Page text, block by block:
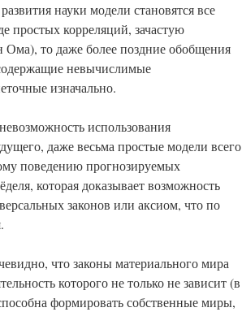
науки модели становятся все
простых корреляций, зачастую
Ома), то даже более поздние обобщения
невычислимые
изначально.
использования
даже весьма простые модели всего
поведению прогнозируемых
которая доказывает возможность
законов или аксиом, что по
что законы материального мира
которого не только не зависит (в
формировать собственные миры,